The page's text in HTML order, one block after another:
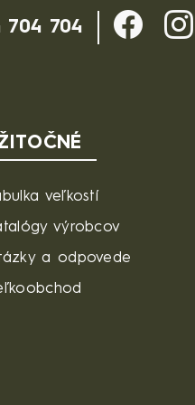
704 704
veľkostí
výrobcov
a odpovede